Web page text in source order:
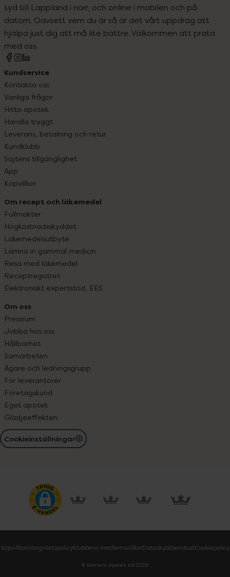
syd till Lappland i norr, och online i mobilen och på
datorn. Oavsett vem du är så är det vårt uppdrag att
hjälpa just dig att må lite bättre. Välkommen att prata
med oss.
Kundservice
Kontakta oss
Vanliga frågor
Hitta apotek
Handla tryggt
Leverans, betalning och retur
Kundklubb
Sajtens tillgänglighet
App
Köpvillkor
Om recept och läkemedel
Fullmakter
Högkostnadsskyddet
Läkemedelsutbyte
Lämna in gammal medicin
Resa med läkemedel
Receptregistret
Elektroniskt expertstöd, EES
Om oss
Pressrum
Jobba hos oss
Hållbarhet
Samarbeten
Ägare och ledningsgrupp
För leverantörer
Företagskund
Eget apotek
Glädjeeffekten
Cookieinställningar
KöpvillkorIntegritetspolicyKlubbens medlemsvillkorDataskyddsombudCookiepolicy
© Kronans Apotek AB 2026